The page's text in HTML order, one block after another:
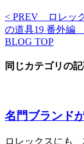
< PREV ロレッ
の道具19 番外編
BLOG TOP
同じカテゴリの
名門ブランド
ロレックスにも